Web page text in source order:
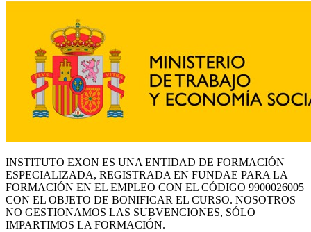
INSTITUTO EXON ES UNA ENTIDAD DE FORMACIÓN
ESPECIALIZADA, REGISTRADA EN FUNDAE PARA LA
FORMACIÓN EN EL EMPLEO CON EL CÓDIGO 9900026005
CON EL OBJETO DE BONIFICAR EL CURSO. NOSOTROS
NO GESTIONAMOS LAS SUBVENCIONES, SÓLO
IMPARTIMOS LA FORMACIÓN.